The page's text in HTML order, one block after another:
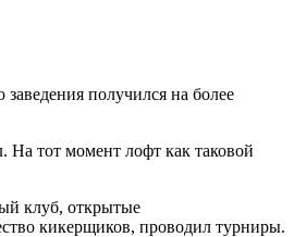
получился на более
На тот момент лофт как таковой
клуб, открытые
кикерщиков, проводил турниры.